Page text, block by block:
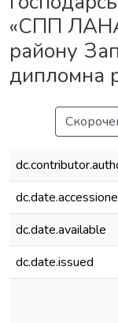
«СПП
району
дипломна
dc.date.available
dc.date.issued